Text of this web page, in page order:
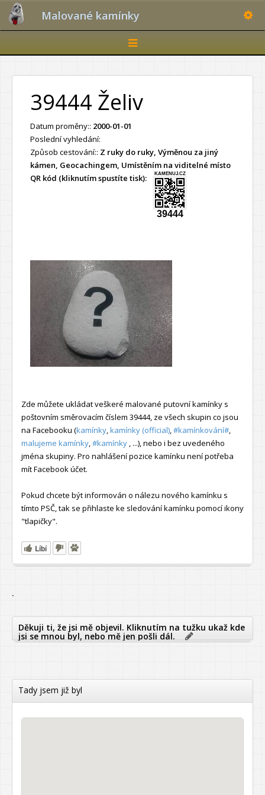
Malované kamínky
Toggle
navigation
39444 Želiv
Datum proměny:: 2000-01-01
Poslední vyhledání:
Způsob cestování:: Z ruky do ruky, Výměnou za jiný
kámen, Geocachingem, Umístěním na viditelné místo
QR kód (kliknutím spustíte tisk):
KAMENUJ.CZ
39444
Zde můžete ukládat veškeré malované putovní kamínky s
poštovním směrovacím číslem 39444, ze všech skupin co jsou
na Facebooku (kamínky kamínky (official) #kamínkování#
malujeme kamínky #kamínky , ...), nebo i bez uvedeného
jména skupiny. Pro nahlášení pozice kamínku není potřeba
mít Facebook účet.
Pokud chcete být informován o nálezu nového kamínku s
tímto PSČ, tak se přihlaste ke sledování kamínku pomocí ikony
"tlapičky".
Líbí
`
Děkuji ti, že jsi mě objevil. Kliknutím na tužku ukaž kde
jsi se mnou byl, nebo mě jen pošli dál.
Tady jsem již byl